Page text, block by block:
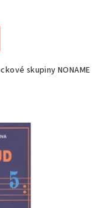
skupiny NONAME